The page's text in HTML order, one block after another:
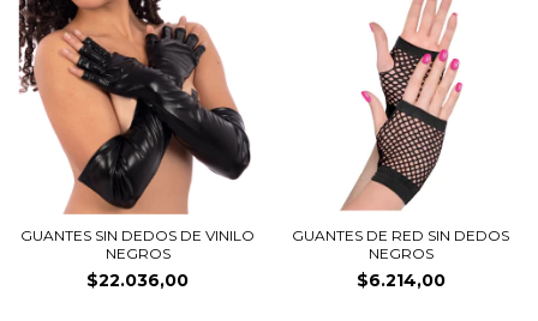
GUANTES SIN DEDOS DE VINILO
NEGROS
$22.036,00
GUANTES DE RED SIN DEDOS
NEGROS
$6.214,00